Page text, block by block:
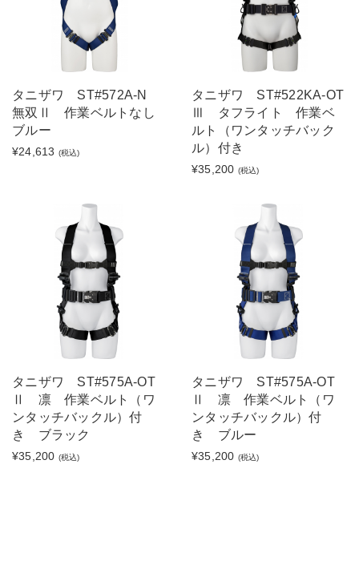
タニザワ ST#572A-N
無双Ⅱ 作業ベルトなし
ブルー
¥24,613 (税込)
タニザワ ST#522KA-OT
Ⅲ タフライト 作業ベ
ルト（ワンタッチバック
ル）付き
¥35,200 (税込)
タニザワ ST#575A-OT
Ⅱ 凛 作業ベルト（ワ
ンタッチバックル）付
き ブラック
¥35,200 (税込)
タニザワ ST#575A-OT
Ⅱ 凛 作業ベルト（ワ
ンタッチバックル）付
き ブルー
¥35,200 (税込)